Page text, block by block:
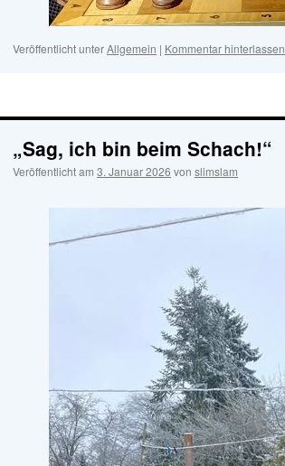
Veröffentlicht unterAllgemein | Kommentar hinterlassen
„Sag, ich bin beim Schach!“
Veröffentlicht am 3. Januar 2026 von slimslam